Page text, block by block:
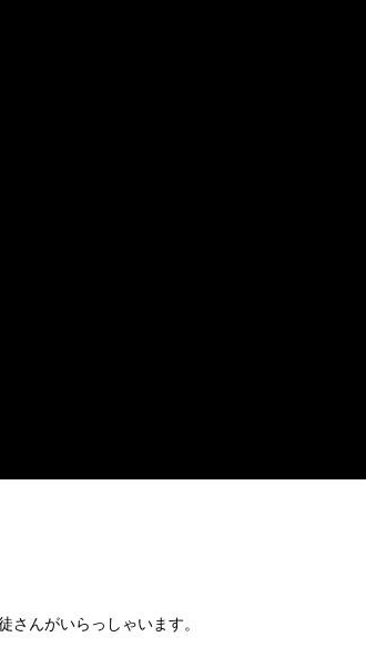
さんがいらっしゃいます。